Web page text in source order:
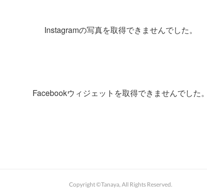
Instagramの写真を取得できませんでした。
Facebookウィジェットを取得できませんでした。
Copyright ©Tanaya, All Rights Reserved.